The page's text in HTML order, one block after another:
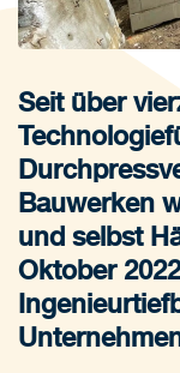
Seit über
Bauwerken
und selbst
Oktober